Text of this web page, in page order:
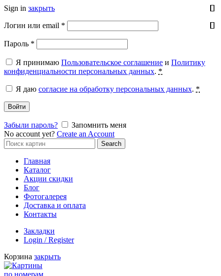
Sign in закрыть
Логин или email *
Пароль *
Я принимаю Пользовательское соглашение и Политику
конфиденциальности персональных данных. *
Я даю согласие на обработку персональных данных. *
Войти
Забыли пароль?
Запомнить меня
No account yet? Create an Account
Search
for:
Search
Главная
Каталог
Акции скидки
Блог
Фотогалерея
Доставка и оплата
Контакты
Закладки
Login / Register
Корзина закрыть